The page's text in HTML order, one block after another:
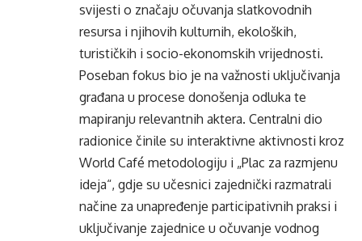
svijesti o značaju očuvanja slatkovodnih
resursa i njihovih kulturnih, ekoloških,
turističkih i socio-ekonomskih vrijednosti.
Poseban fokus bio je na važnosti uključivanja
građana u procese donošenja odluka te
mapiranju relevantnih aktera. Centralni dio
radionice činile su interaktivne aktivnosti kroz
World Café metodologiju i „Plac za razmjenu
ideja“, gdje su učesnici zajednički razmatrali
načine za unapređenje participativnih praksi i
uključivanje zajednice u očuvanje vodnog